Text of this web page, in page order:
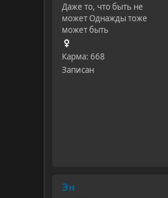
Даже то, что быть не
может Однажды тоже
может быть
Карма: 668
Записан
Эн